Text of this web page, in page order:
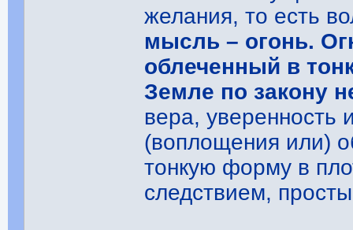
желания, то есть
мысль – огонь.
облеченный в
Земле по закону
вера, уверенность
(воплощения или)
тонкую форму в
следствием,